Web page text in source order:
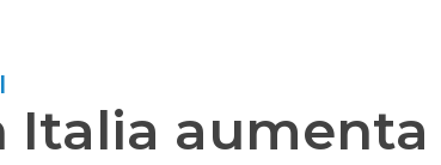
Italia aumenta